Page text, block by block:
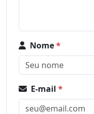
Nome*
E-mail *